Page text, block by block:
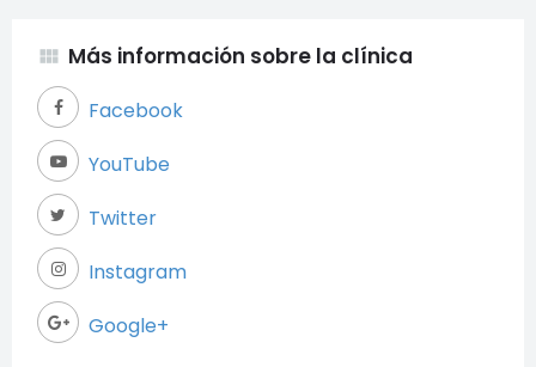
view_module Más información sobre la clínica
Facebook
YouTube
Twitter
Instagram
Google+